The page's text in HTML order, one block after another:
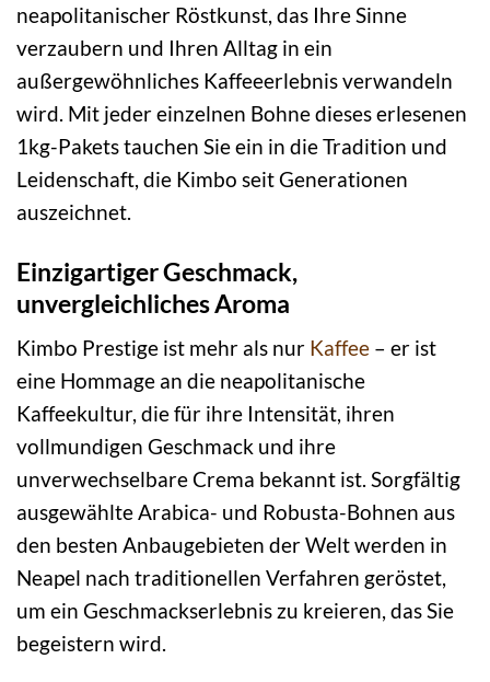
neapolitanischer Röstkunst, das Ihre Sinne
verzaubern und Ihren Alltag in ein
außergewöhnliches Kaffeeerlebnis verwandeln
wird. Mit jeder einzelnen Bohne dieses erlesenen
1kg-Pakets tauchen Sie ein in die Tradition und
Leidenschaft, die Kimbo seit Generationen
auszeichnet.
Einzigartiger Geschmack,
unvergleichliches Aroma
Kimbo Prestige ist mehr als nur Kaffee – er ist
eine Hommage an die neapolitanische
Kaffeekultur, die für ihre Intensität, ihren
vollmundigen Geschmack und ihre
unverwechselbare Crema bekannt ist. Sorgfältig
ausgewählte Arabica- und Robusta-Bohnen aus
den besten Anbaugebieten der Welt werden in
Neapel nach traditionellen Verfahren geröstet,
um ein Geschmackserlebnis zu kreieren, das Sie
begeistern wird.